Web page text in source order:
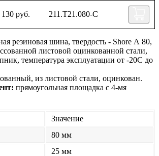
резиновая шина, твердость - Shore А 80,
листовой оцинкованной стали,
температура эксплуатации от -20С до
из листовой стали, оцинкован.
прямоугольная площадка с 4-мя
Значение
80 мм
25 мм
130 руб. 211.Т21.080-C